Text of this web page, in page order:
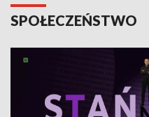
SPOŁECZEŃSTWO